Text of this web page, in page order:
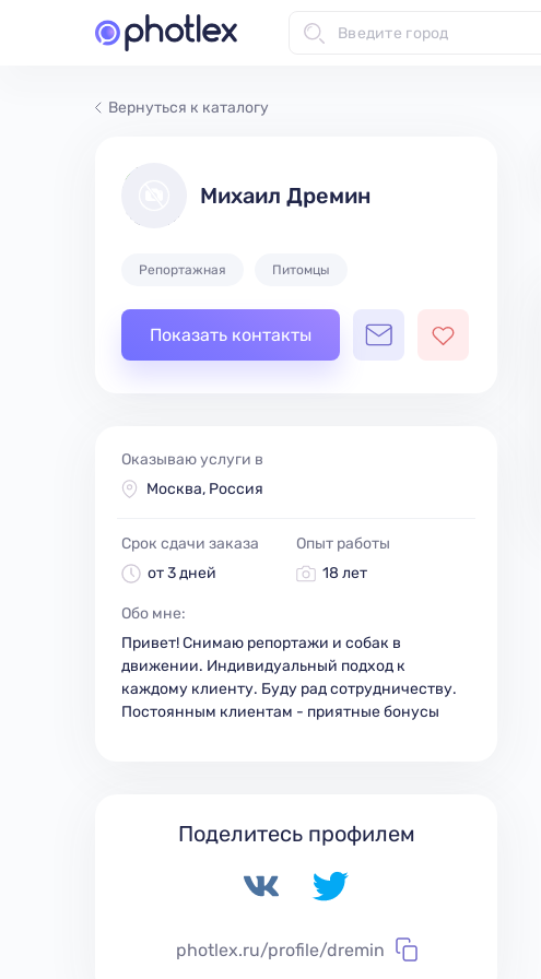
Вернуться к каталогу
Михаил Дремин
Репортажная Питомцы
Показать контакты
Оказываю услуги в
Москва, Россия
Обо мне:
Привет! Снимаю репортажи и собак в
движении. Индивидуальный подход к
каждому клиенту. Буду рад сотрудничеству.
Постоянным клиентам - приятные бонусы
Срок сдачи заказа
от 3 дней
Опыт работы
18 лет
Поделитесь профилем
photlex.ru/profile/dremin